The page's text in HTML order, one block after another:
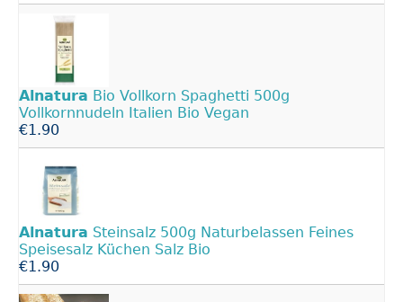
Alnatura Bio Vollkorn Spaghetti 500g
Vollkornnudeln Italien Bio Vegan
€1.90
Alnatura Steinsalz 500g Naturbelassen Feines
Speisesalz Küchen Salz Bio
€1.90